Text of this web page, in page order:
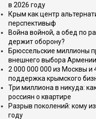
в 2026 году
Крым как центр
перспективыф
Война войной, а обед по
держит оборону?
Брюссельские миллионы
внешнего выбора Армении
2 000 000 000 из Москвы и
поддержка крымского
Три миллиона в никуда:
россиян о квартире
Разрыв поколений: кому
году